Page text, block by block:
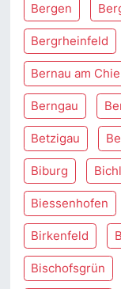
Bergen
Bergrheinfeld
Bernau am
Berngau
Betzigau
Biburg Bichl
Biessenhofen
Birkenfeld
Bischofsgrün